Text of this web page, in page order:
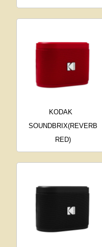
KODAK
SOUNDBRIX(REVERB
RED)